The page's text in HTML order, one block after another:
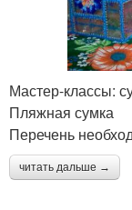
Мастер-классы:
Пляжная сумка
Перечень
читать дальше →